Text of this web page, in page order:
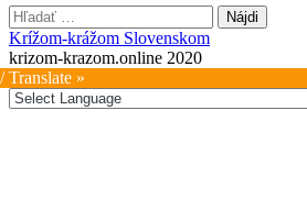
Hľadať:
Krížom-krážom Slovenskom
krizom-krazom.online 2020
Translate »